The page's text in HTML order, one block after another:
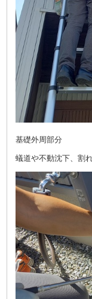
基礎外周部分
蟻道や不動沈下、割